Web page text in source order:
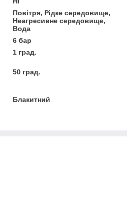
Повітря, Рідке середовище,
Неагресивне середовище,
Вода
6 бар
1 град.
50 град.
Блакитний